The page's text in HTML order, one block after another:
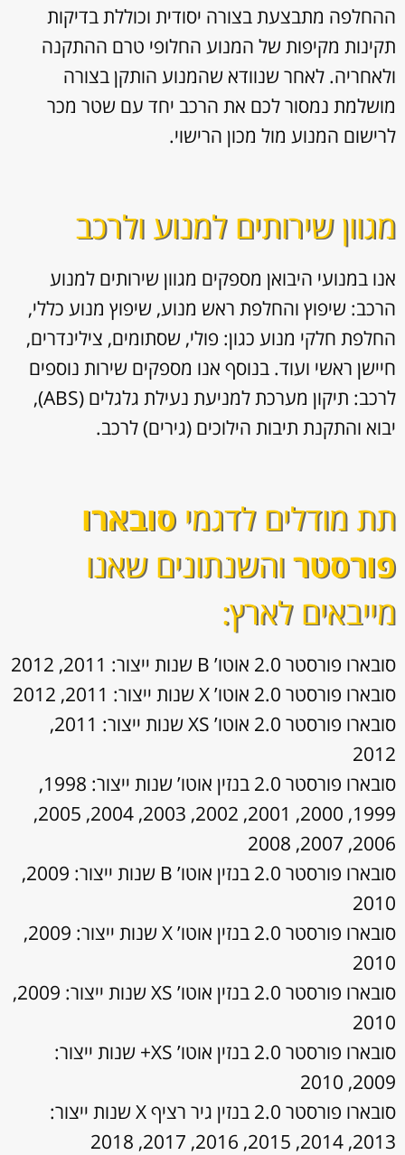
ההחלפה מתבצעת בצורה יסודית וכוללת בדיקות
תקינות מקיפות של המנוע החלופי טרם ההתקנה
ולאחריה. לאחר שנוודא שהמנוע הותקן בצורה
מושלמת נמסור לכם את הרכב יחד עם שטר מכר
לרישום המנוע מול מכון הרישוי.
מגוון שירותים למנוע ולרכב
אנו במנועי היבואן מספקים מגוון שירותים למנוע
הרכב: שיפוץ והחלפת ראש מנוע, שיפוץ מנוע כללי,
החלפת חלקי מנוע כגון: פולי, שסתומים, צילינדרים,
חיישן ראשי ועוד. בנוסף אנו מספקים שירות נוספים
לרכב: תיקון מערכת למניעת נעילת גלגלים (ABS),
יבוא והתקנת תיבות הילוכים (גירים) לרכב.
תת מודלים לדגמי סובארו
פורסטרוהשנתונים שאנו
מייבאים לארץ:
סובארו פורסטר 2.0 אוטו’ B שנות ייצור: 2011, 2012
סובארו פורסטר 2.0 אוטו’ X שנות ייצור: 2011, 2012
סובארו פורסטר 2.0 אוטו’ XS שנות ייצור: 2011,
2012
סובארו פורסטר 2.0 בנזין אוטו’ שנות ייצור: 1998,
1999, 2000, 2001, 2002, 2003, 2004, 2005,
2006, 2007, 2008
סובארו פורסטר 2.0 בנזין אוטו’ B שנות ייצור: 2009,
2010
סובארו פורסטר 2.0 בנזין אוטו’ X שנות ייצור: 2009,
2010
סובארו פורסטר 2.0 בנזין אוטו’ XS שנות ייצור: 2009,
2010
סובארו פורסטר 2.0 בנזין אוטו’ XS+ שנות ייצור:
2009, 2010
סובארו פורסטר 2.0 בנזין גיר רציף X שנות ייצור:
2013, 2014, 2015, 2016, 2017, 2018